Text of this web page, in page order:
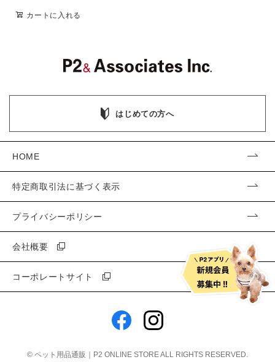
カートに入れる
はじめての方へ
HOME
特定商取引法に基づく表示
プライバシーポリシー
会社概要
コーポレートサイト
© ペット用品通販｜P2 ONLINE STOREALL RIGHTS RESERVED.